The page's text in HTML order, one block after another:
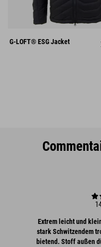
XL
G-LOFT® ESG Jacket
Extrem leicht und
stark Schwitzendem
bietend. Stoff außen